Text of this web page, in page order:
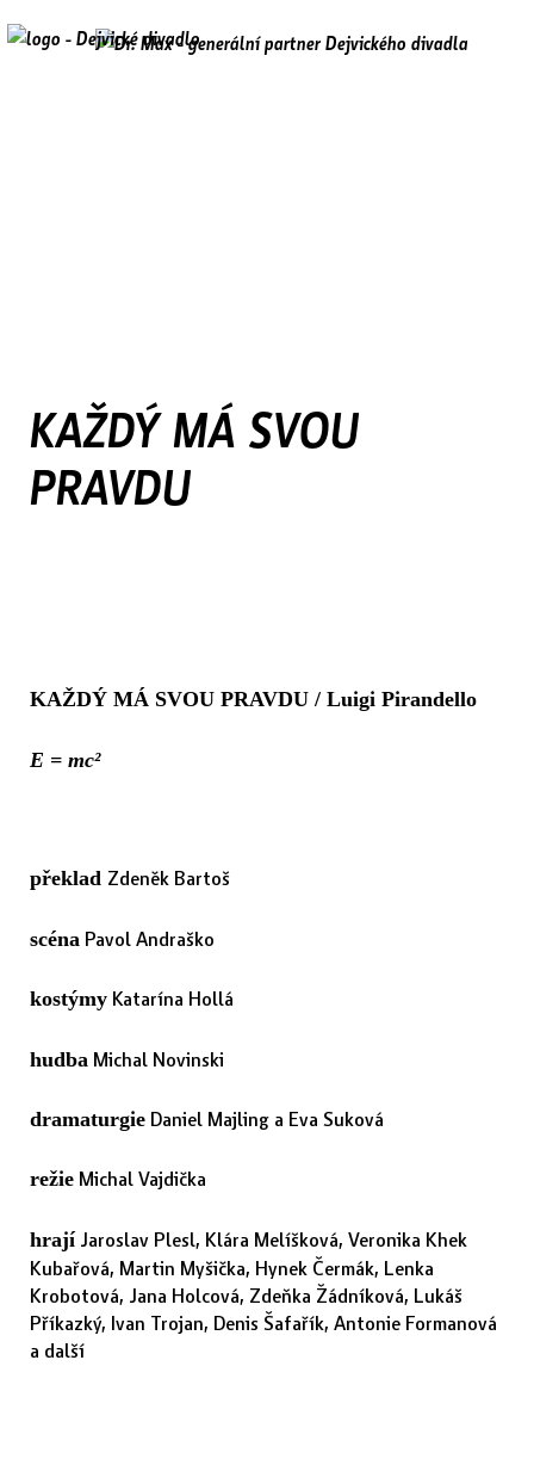
KAŽDÝ MÁ SVOU
PRAVDU
KAŽDÝ MÁ SVOU PRAVDU / Luigi Pirandello
E = mc²
překlad Zdeněk Bartoš
scéna Pavol Andraško
kostýmy Katarína Hollá
hudba Michal Novinski
dramaturgie Daniel Majling a Eva Suková
režie Michal Vajdička
hrajíJaroslav Plesl, Klára Melíšková, Veronika Khek
Kubařová, Martin Myšička, Hynek Čermák, Lenka
Krobotová, Jana Holcová, Zdeňka Žádníková, Lukáš
Příkazký, Ivan Trojan, Denis Šafařík, Antonie Formanová
a další